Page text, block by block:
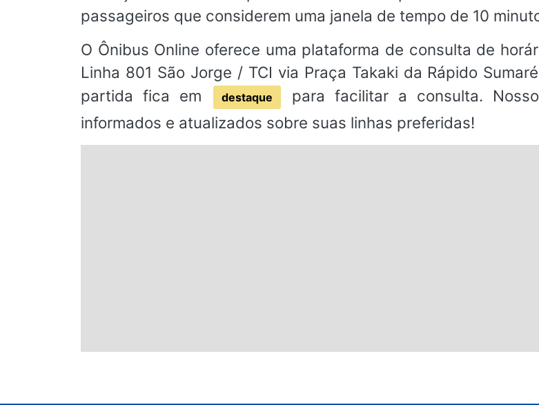
passageiros que considerem uma janela de tempo de 10
O Ônibus Online oferece uma plataforma de consulta de
Linha 801 São Jorge / TCI via Praça Takaki da Rápido
partida fica em
destaque
para facilitar a consulta.
informados e atualizados sobre suas linhas preferidas!